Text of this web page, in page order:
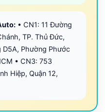
• CN1: 11 Đường
TP. Thủ Đức,
Phường Phước
• CN3: 753
Hiệp, Quận 12,